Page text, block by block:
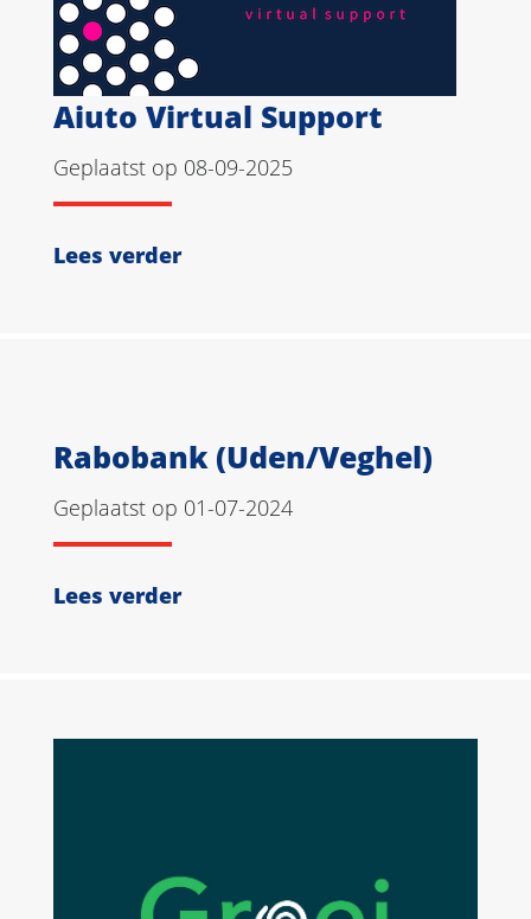
Aiuto Virtual Support
Geplaatst op 08-09-2025
Lees verder
Rabobank (Uden/Veghel)
Geplaatst op 01-07-2024
Lees verder